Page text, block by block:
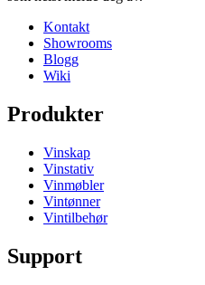
Kontakt
Showrooms
Blogg
Wiki
Produkter
Vinskap
Vinstativ
Vinmøbler
Vintønner
Vintilbehør
Support